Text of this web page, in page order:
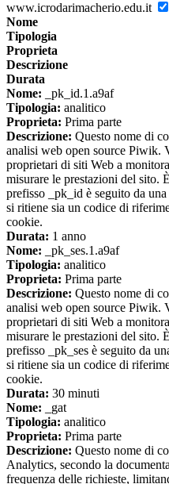
www.icrodarimacherio.edu.it
Nome
Tipologia
Proprieta
Descrizione
Durata
Nome: _pk_id.1.a9af
Tipologia: analitico
Proprieta: Prima parte
Descrizione: Questo nome di
analisi web open source Piwik.
proprietari di siti Web a
misurare le prestazioni del sito.
prefisso _pk_id è seguito da
si ritiene sia un codice di
cookie.
Durata: 1 anno
Nome: _pk_ses.1.a9af
Tipologia: analitico
Proprieta: Prima parte
Descrizione: Questo nome di
analisi web open source Piwik.
proprietari di siti Web a
misurare le prestazioni del sito.
prefisso _pk_ses è seguito da
si ritiene sia un codice di
cookie.
Durata: 30 minuti
Nome: _gat
Tipologia: analitico
Proprieta: Prima parte
Descrizione: Questo nome di
Analytics, secondo la
frequenza delle richieste,